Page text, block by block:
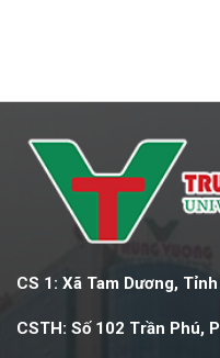
CS 1: Xã Tam Dương,
CSTH: Số 102 Trần Phú,